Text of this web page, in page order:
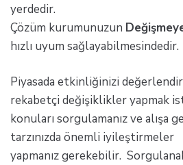
yerdedir.
Çözüm kurumunuzun
hızlı uyum sağlayabilmesindedir.
Piyasada etkinliğinizi
rekabetçi değişiklikler yapmak
konuları sorgulamanız ve alışa
tarzınızda önemli iyileştirmeler
yapmanız gerekebilir.